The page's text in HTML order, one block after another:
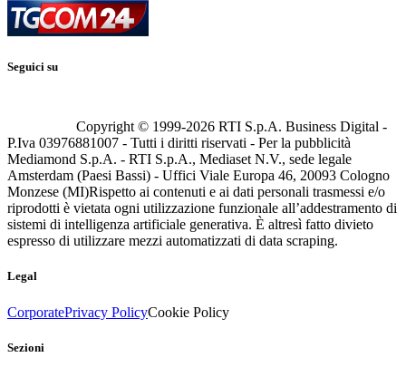
Seguici su
Copyright © 1999-2026 RTI S.p.A. Business Digital -
P.Iva 03976881007 - Tutti i diritti riservati - Per la pubblicità
Mediamond S.p.A. - RTI S.p.A., Mediaset N.V., sede legale
Amsterdam (Paesi Bassi) - Uffici Viale Europa 46, 20093 Cologno
Monzese (MI)Rispetto ai contenuti e ai dati personali trasmessi e/o
riprodotti è vietata ogni utilizzazione funzionale all’addestramento di
sistemi di intelligenza artificiale generativa. È altresì fatto divieto
espresso di utilizzare mezzi automatizzati di data scraping.
Legal
CorporatePrivacy PolicyCookie Policy
Sezioni